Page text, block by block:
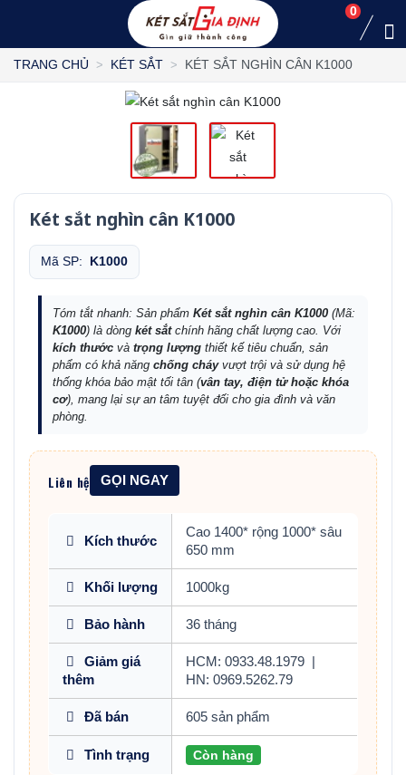
0
TRANG CHỦ KÉT SẮT KÉT SẮT NGHÌN CÂN K1000
Két sắt nghìn cân K1000
Mã SP: K1000
Tóm tắt nhanh: Sản phẩm Két sắt nghìn cân K1000 (Mã:
K1000) là dòng két sắtchính hãng chất lượng cao. Với
kích thước và trọng lượng thiết kế tiêu chuẩn, sản
phẩm có khả năng chống cháyvượt trội và sử dụng hệ
thống khóa bảo mật tối tân (vân tay, điện tử hoặc khóa
cơ), mang lại sự an tâm tuyệt đối cho gia đình và văn
phòng.
Liên hệ GỌI NGAY
Kích thước
Cao 1400* rộng 1000* sâu
650 mm
Khối lượng 1000kg
Bảo hành 36 tháng
Giảm giá
thêm
HCM: 0933.48.1979
HN: 0969.5262.79
Đã bán 605 sản phẩm
Tình trạng Còn hàng